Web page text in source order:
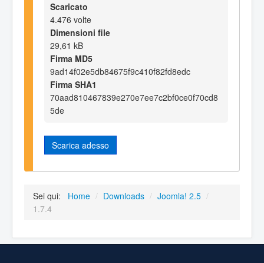
Scaricato
4.476 volte
Dimensioni file
29,61 kB
Firma MD5
9ad14f02e5db84675f9c410f82fd8edc
Firma SHA1
70aad810467839e270e7ee7c2bf0ce0f70cd8
5de
Scarica adesso
Sei qui: Home / Downloads / Joomla! 2.5 /
1.7.4